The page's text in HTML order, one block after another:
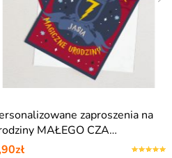
zaproszenia na
MAŁEGO CZA…